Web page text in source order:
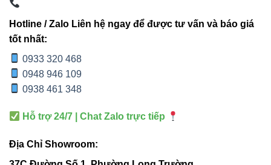
Tuổi thọ
giờ
15.000 – 20.000 giờ
4. Ứng dụng thực tế
sang trọng.
Văn phòng & showroom: ánh sáng tập trung, làm nổi
bật không gian và sản phẩm.
Hotline / Zalo Liên hệ ngay để được tư vấn và báo giá
tốt nhất:
0933 320 468
0948 946 109
0938 461 348
Hỗ trợ 24/7 | Chat Zalo trực tiếp
Địa Chỉ Showroom: